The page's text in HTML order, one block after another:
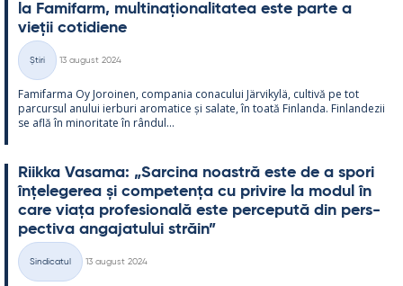
la Fa­mi­farm, mul­ti­națio­na­li­ta­tea este parte a
vieții co­ti­diene
Categorii
Știri
13 august 2024
Fa­mi­farma Oy Jo­roi­nen, com­pa­nia co­nacu­lui Jär­vi­kylä, cul­tivă pe tot
parcur­sul anu­lui ier­buri aro­ma­tice și sa­late, în toată Fin­landa. Fin­lan­dezii
se află în mi­no­ri­tate în rân­dul...
Riikka Va­sama: „Sarcina noa­stră este de a spori
înțe­le­ge­rea și com­pe­tența cu pri­vire la mo­dul în
care viața pro­fe­sio­nală este perce­pută din pers­
pec­tiva an­ga­ja­tu­lui străin”
Categorii
Sindicatul
13 august 2024